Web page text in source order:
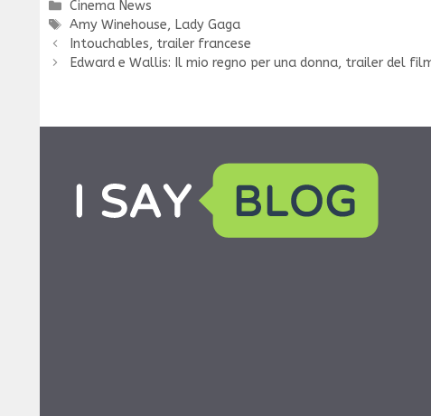
Categorie
Cinema News
Tag
Amy Winehouse, Lady Gaga
Intouchables, trailer francese
Edward e Wallis: Il mio regno per una donna, trailer del